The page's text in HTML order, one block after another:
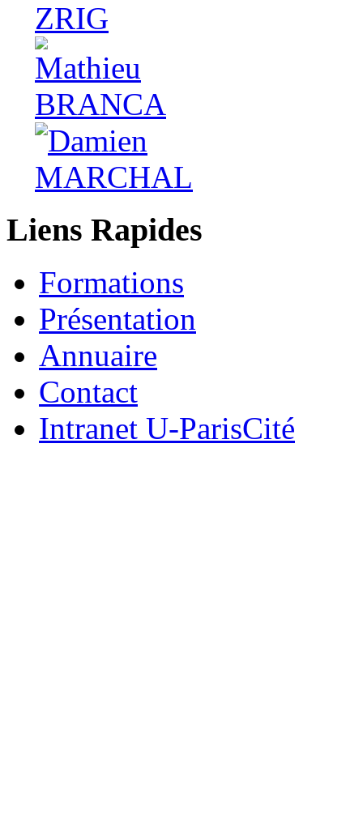
Liens Rapides
Formations
Présentation
Annuaire
Contact
Intranet U-ParisCité